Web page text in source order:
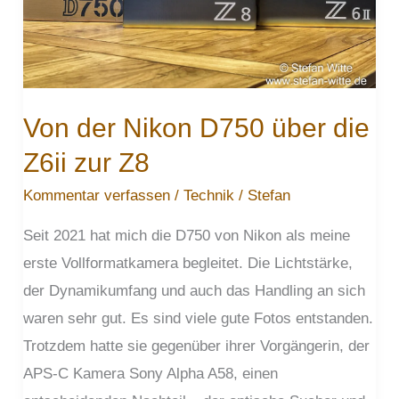
Von der Nikon D750 über die
Z6ii zur Z8
Kommentar verfassen /Technik / Stefan
Seit 2021 hat mich die D750 von Nikon als meine
erste Vollformatkamera begleitet. Die Lichtstärke,
der Dynamikumfang und auch das Handling an sich
waren sehr gut. Es sind viele gute Fotos entstanden.
Trotzdem hatte sie gegenüber ihrer Vorgängerin, der
APS-C Kamera Sony Alpha A58, einen